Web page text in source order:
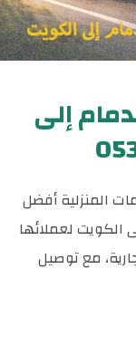
إلى
المنزلية أفضل
لعملائها
مع توصيل